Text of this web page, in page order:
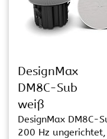
DesignMax
DM8C-Sub
weiß
DesignMax DM8C-
200 Hz